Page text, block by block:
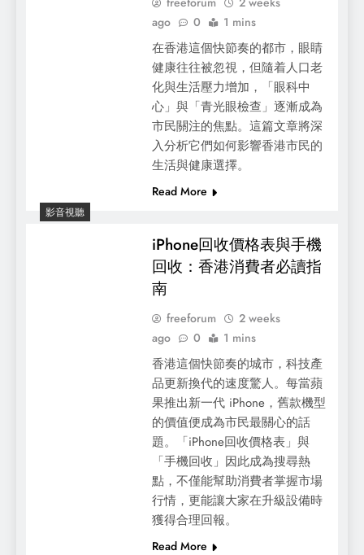
ago
0 1 mins
在香港這個快節奏的都市，眼睛
健康往往被忽視，但隨着人口老
化與生活壓力增加，「眼科中
心」與「青光眼檢查」逐漸成為
市民關注的焦點。這篇文章將深
入分析它們如何影響香港市民的
生活與健康選擇。
Read More
影音視聽
iPhone回收價格表與手機
回收：香港消費者必讀指
南
freeforum
2 weeks
ago
0 1 mins
香港這個快節奏的城市，科技產
品更新換代的速度驚人。每當蘋
果推出新一代 iPhone，舊款機型
的價值便成為市民最關心的話
題。「iPhone回收價格表」與
「手機回收」因此成為搜尋熱
點，不僅能幫助消費者掌握市場
行情，更能讓大家在升級設備時
獲得合理回報。
Read More